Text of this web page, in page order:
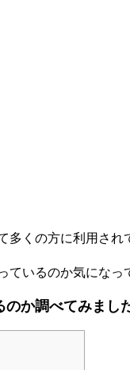
くの方に利用され
ているのか気になっ
か調べてみました